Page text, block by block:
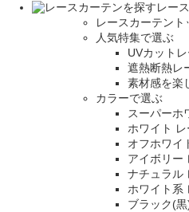
レー
レースカーテント
人気特集で選ぶ
UVカットレ
遮熱断熱レ
素材感を楽
カラーで選ぶ
スーパーホ
ホワイト
オフホワイ
アイボリー
ナチュラル
ホワイト系
ブラック(